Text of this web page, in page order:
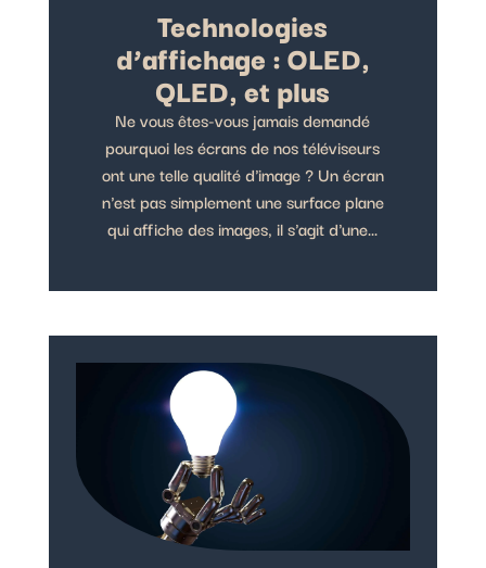
Technologies
d’affichage : OLED,
QLED, et plus
Ne vous êtes-vous jamais demandé
pourquoi les écrans de nos téléviseurs
ont une telle qualité d'image ? Un écran
n'est pas simplement une surface plane
qui affiche des images, il s'agit d'une...